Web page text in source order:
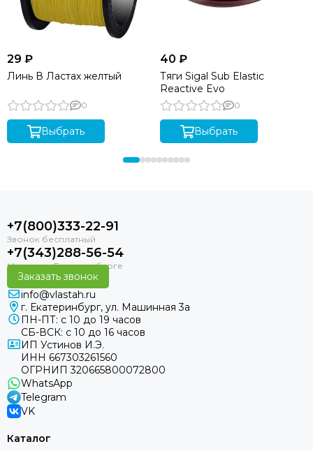
29 ₽
Линь В Ластах желтый
0
Выбрать
40 ₽
Тяги Sigal Sub Elastic
Reactive Evo
0
Выбрать
+7(800)333-22-91
+7(343)288-56-54
Заказать звонок
info@vlastah.ru
г. Екатеринбург, ул. Машинная 3а
ПН-ПТ: с 10 до 19 часов
СБ-ВСК: с 10 до 16 часов
ИП Устинов И.Э.
ИНН 667303261560
ОГРНИП 320665800072800
WhatsApp
Telegram
VK
Каталог